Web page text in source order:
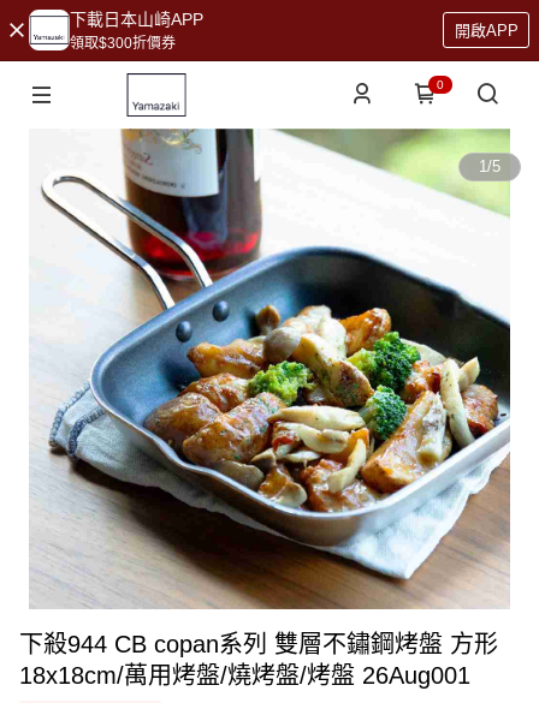
下載日本山崎APP
領取$300折價券
開啟APP
0
1/5
下殺944 CB copan系列 雙層不鏽鋼烤盤 方形
18x18cm/萬用烤盤/燒烤盤/烤盤 26Aug001